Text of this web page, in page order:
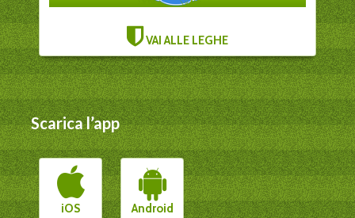
VAI ALLE LEGHE
Scarica l’app
iOS Android